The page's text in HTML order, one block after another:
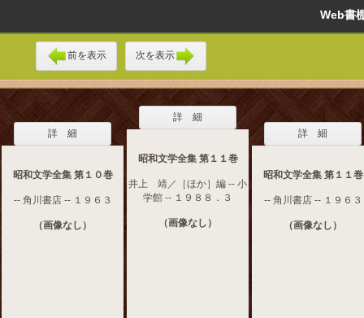
Web
前を表示 次を表示
詳 細
昭和文学全集 第１０巻
-- 角川書店 -- １９６３
（画像なし）
詳 細
昭和文学全集 第１１巻
井上 靖／［ほか］編 -- 小
学館 -- １９８８．３
（画像なし）
詳 細
昭和文学全集 第１１巻
-- 角川書店 -- １９６３
（画像なし）